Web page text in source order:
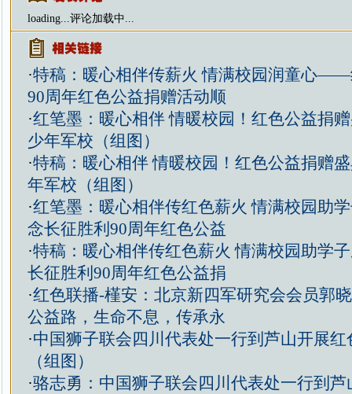
loading...评论加载中...
·特稿：暖心相伴传薪火 情满校园润童心——
90周年红色公益捐赠活动顺
·红笔墨：暖心相伴 情暖校园！红色公益捐
少年军校（组图）
·特稿：暖心相伴 情暖校园！红色公益捐赠
年军校（组图）
·红笔墨：暖心相伴传红色薪火 情满校园助
念长征胜利90周年红色公益
·特稿：暖心相伴传红色薪火 情满校园助学
长征胜利90周年红色公益捐
·红色联播-槿安：北京新四军研究会会员郭
公益路，生命不息，传承永
·中国狮子联会四川代表处一行到芦山开展红
（组图）
·骆志勇：中国狮子联会四川代表处一行到芦